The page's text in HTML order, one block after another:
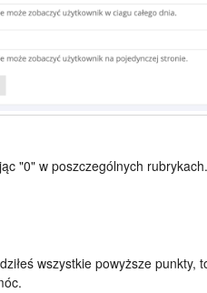
"0" w poszczególnych rubrykach.
wszystkie powyższe punkty,